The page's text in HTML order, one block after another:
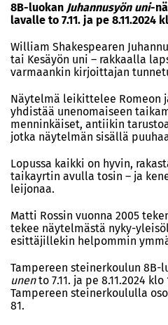
8B-luokan Juhannusyön uni-
lavalle to 7.11. ja pe 8.11.2024
William Shakespearen
tai Kesäyön uni – rakkaalla
varmaankin kirjoittajan
Näytelmä leikittelee Romeon
yhdistää unenomaiseen
menninkäiset, antiikin
jotka näytelmän sisällä
Lopussa kaikki on hyvin,
taikayrtin avulla tosin – ja
leijonaa.
Matti Rossin vuonna 2005
tekee näytelmästä nyky-
esittäjillekin helpommin
Tampereen steinerkoulun 8B-
unento 7.11. ja pe 8.11.2024
Tampereen steinerkoululla
81.